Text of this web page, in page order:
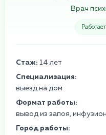
Врач
Стаж: 14 лет
Специализация:
выезд на дом
Формат работы:
вывод из запоя,
Город работы: